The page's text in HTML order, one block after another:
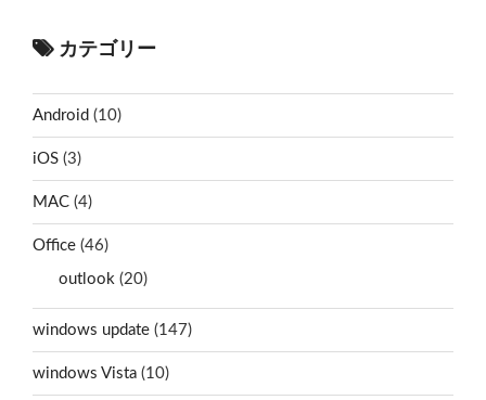
カテゴリー
Android (10)
iOS (3)
MAC (4)
Office (46)
outlook (20)
windows update (147)
windows Vista (10)